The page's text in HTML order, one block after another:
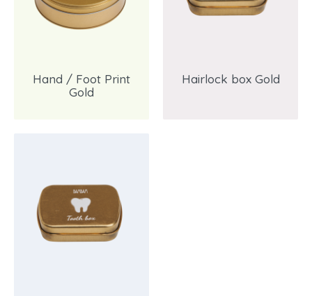
Hand / Foot Print
Gold
Hairlock box Gold